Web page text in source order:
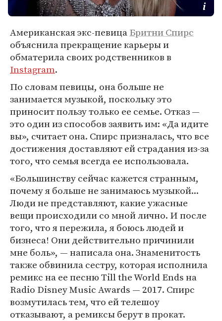
Американская экс-певицаБритни Спирс
объяснила прекращение карьеры и
обматерила своих родственников в
Instagram.
По словам певицы, она больше не
занимается музыкой, поскольку это
приносит пользу только ее семье. Отказ —
это один из способов заявить им: «Да идите
вы», считает она. Спирс призналась, что все
достижения доставляют ей страдания из-за
того, что семья всегда ее использовала.
«Большинству сейчас кажется странным,
почему я больше не занимаюсь музыкой...
Люди не представляют, какие ужасные
вещи происходили со мной лично. И после
того, что я пережила, я боюсь людей и
бизнеса! Они действительно причинили
мне боль», — написала она. Знаменитость
также обвинила сестру, которая исполнила
ремикс на ее песню Till the World Ends на
Radio Disney Music Awards — 2017. Спирс
возмутилась тем, что ей телешоу
отказывают, а ремиксы берут в прокат.